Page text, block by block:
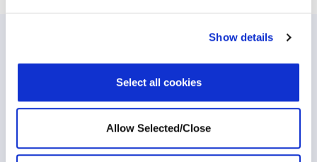
Show details
Select all cookies
Allow Selected/Close
NEXT:
Ha fegyveres konfliktus sújtotta területen élő szerettei